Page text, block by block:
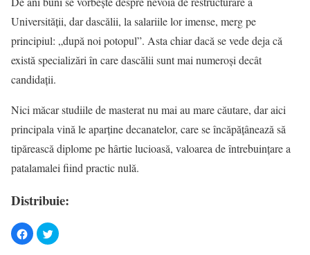
Universităţii, dar dascălii, la salariile lor imense, merg pe
principiul: „după noi potopul”. Asta chiar dacă se vede deja că
există specializări în care dascălii sunt mai numeroşi decât
candidaţii.
Nici măcar studiile de masterat nu mai au mare căutare, dar aici
principala vină le aparţine decanatelor, care se încăpăţânează să
tipărească diplome pe hârtie lucioasă, valoarea de întrebuinţare a
patalamalei fiind practic nulă.
Distribuie: